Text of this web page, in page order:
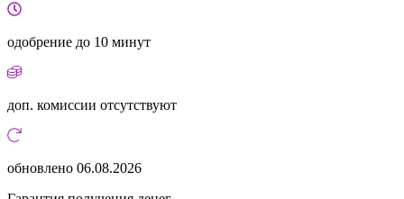
одобрение до 10 минут
доп. комиссии отсутствуют
обновлено 06.08.2026